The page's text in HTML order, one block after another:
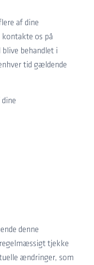
af dine
os på
behandlet i
tid gældende
dine
denne
tjekke
ændringer, som